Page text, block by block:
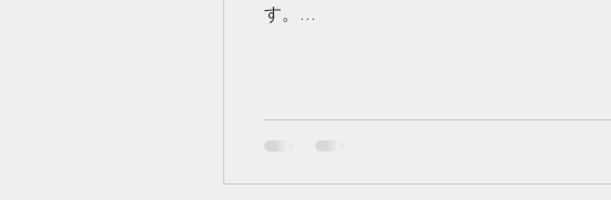
す。...